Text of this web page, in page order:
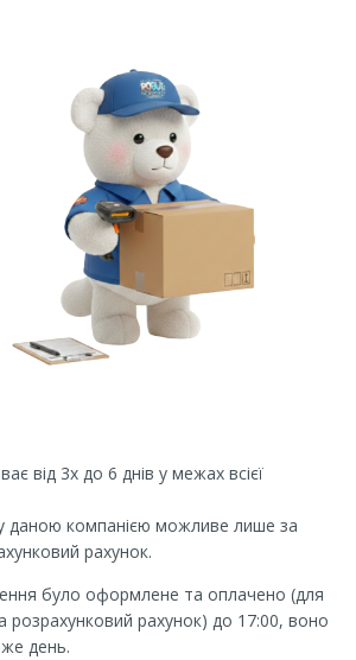
від 3х до 6 днів у межах всієї
даною компанією можливе лише за
рахунок.
було оформлене та оплачено (для
розрахунковий рахунок) до 17:00, воно
день.